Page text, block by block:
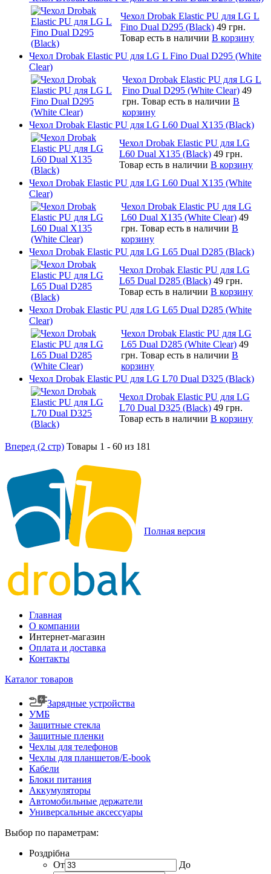
Чехол Drobak Elastic PU для LG L
Fino Dual D295 (Black) 49 грн.
Товар есть в наличии В корзину
Чехол Drobak Elastic PU для LG L Fino Dual D295 (White
Clear)
Чехол Drobak Elastic PU для LG L
Fino Dual D295 (White Clear) 49
грн. Товар есть в наличии В
корзину
Чехол Drobak Elastic PU для LG L60 Dual X135 (Black)
Чехол Drobak Elastic PU для LG
L60 Dual X135 (Black) 49 грн.
Товар есть в наличии В корзину
Чехол Drobak Elastic PU для LG L60 Dual X135 (White
Clear)
Чехол Drobak Elastic PU для LG
L60 Dual X135 (White Clear) 49
грн. Товар есть в наличии В
корзину
Чехол Drobak Elastic PU для LG L65 Dual D285 (Black)
Чехол Drobak Elastic PU для LG
L65 Dual D285 (Black) 49 грн.
Товар есть в наличии В корзину
Чехол Drobak Elastic PU для LG L65 Dual D285 (White
Clear)
Чехол Drobak Elastic PU для LG
L65 Dual D285 (White Clear) 49
грн. Товар есть в наличии В
корзину
Чехол Drobak Elastic PU для LG L70 Dual D325 (Black)
Чехол Drobak Elastic PU для LG
L70 Dual D325 (Black) 49 грн.
Товар есть в наличии В корзину
Вперед (2 стр) Товары 1 - 60 из 181
Полная версия
Главная
О компании
Интернет-магазин
Оплата и доставка
Контакты
Каталог товаров
Зарядные устройства
УМБ
Защитные стекла
Защитные пленки
Чехлы для телефонов
Чехлы для планшетов/E-book
Кабели
Блоки питания
Аккумуляторы
Автомобильные держатели
Универсальные аксессуары
Выбор по параметрам:
Роздрібна
От
До